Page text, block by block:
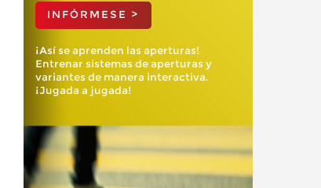
INFÓRMESE >
¡Así se aprenden las aperturas!
Entrenar sistemas de aperturas y
variantes de manera interactiva.
¡Jugada a jugada!